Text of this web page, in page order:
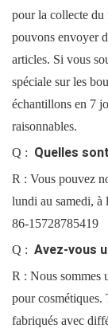
pour la collecte du
pouvons envoyer
articles. Si vous
spéciale sur les
échantillons en 7
raisonnables.
Q : Quelles
R : Vous pouvez
lundi au samedi, à
86-15728785419
Q : Avez-vous
R : Nous sommes
pour cosmétiques.
fabriqués avec